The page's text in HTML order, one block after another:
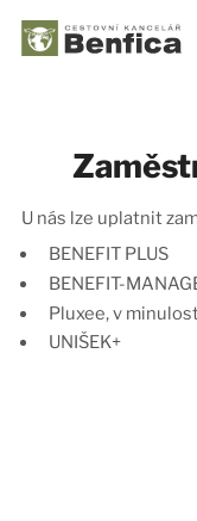
U nás lze uplatnit
BENEFIT PLUS
BENEFIT-
Pluxee, v
UNIŠEK+